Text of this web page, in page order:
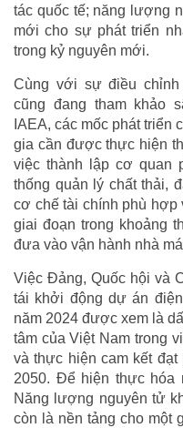
tác quốc tế; năng lượng
mới cho sự phát triển
trong kỷ nguyên mới.
Cùng với sự điều
cũng đang tham khảo
IAEA, các mốc phát triển
gia cần được thực hiện
việc thành lập cơ quan
thống quản lý chất thải,
cơ chế tài chính phù hợp
giai đoạn trong khoảng
đưa vào vận hành nhà
Việc Đảng, Quốc hội và
tái khởi động dự án
năm 2024 được xem là
tâm của Việt Nam trong
và thực hiện cam kết đạt
2050. Để hiện thực hóa
Năng lượng nguyên tử
còn là nền tảng cho một